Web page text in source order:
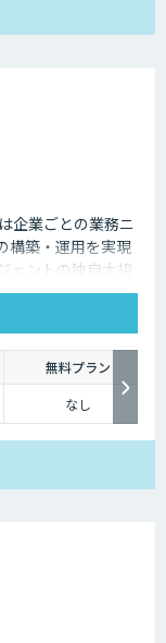
企業ごとの業務ニ
構築・運用を実現
ェントの独自大規
入支援の経験を活
トの活用戦略か
援いたしますの
無料プラン
なし